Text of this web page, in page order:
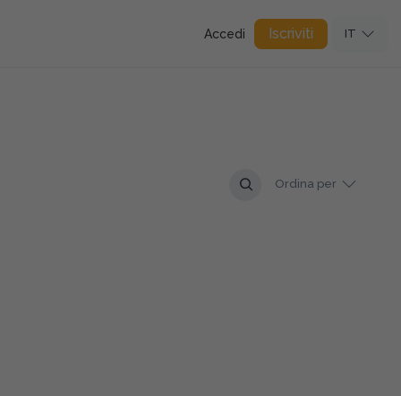
Accedi Iscriviti IT
Ordina per